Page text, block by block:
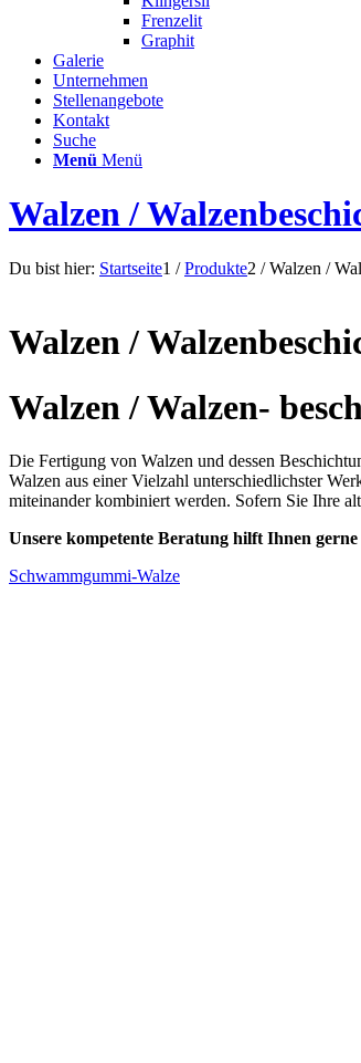
Frenzelit
Graphit
Galerie
Unternehmen
Stellenangebote
Kontakt
Suche
Menü Menü
Walzen /
Du bist hier: Startseite1 / Produkte2 / Walzen /
Walzen /
Walzen / Walzen-
Die Fertigung von Walzen und dessen
Walzen aus einer Vielzahl unterschiedlichster
miteinander kombiniert werden. Sofern Sie Ihre
Unsere kompetente Beratung hilft Ihnen
Schwammgummi-Walze